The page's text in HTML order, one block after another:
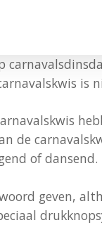
is
de
of dansend.
geven,